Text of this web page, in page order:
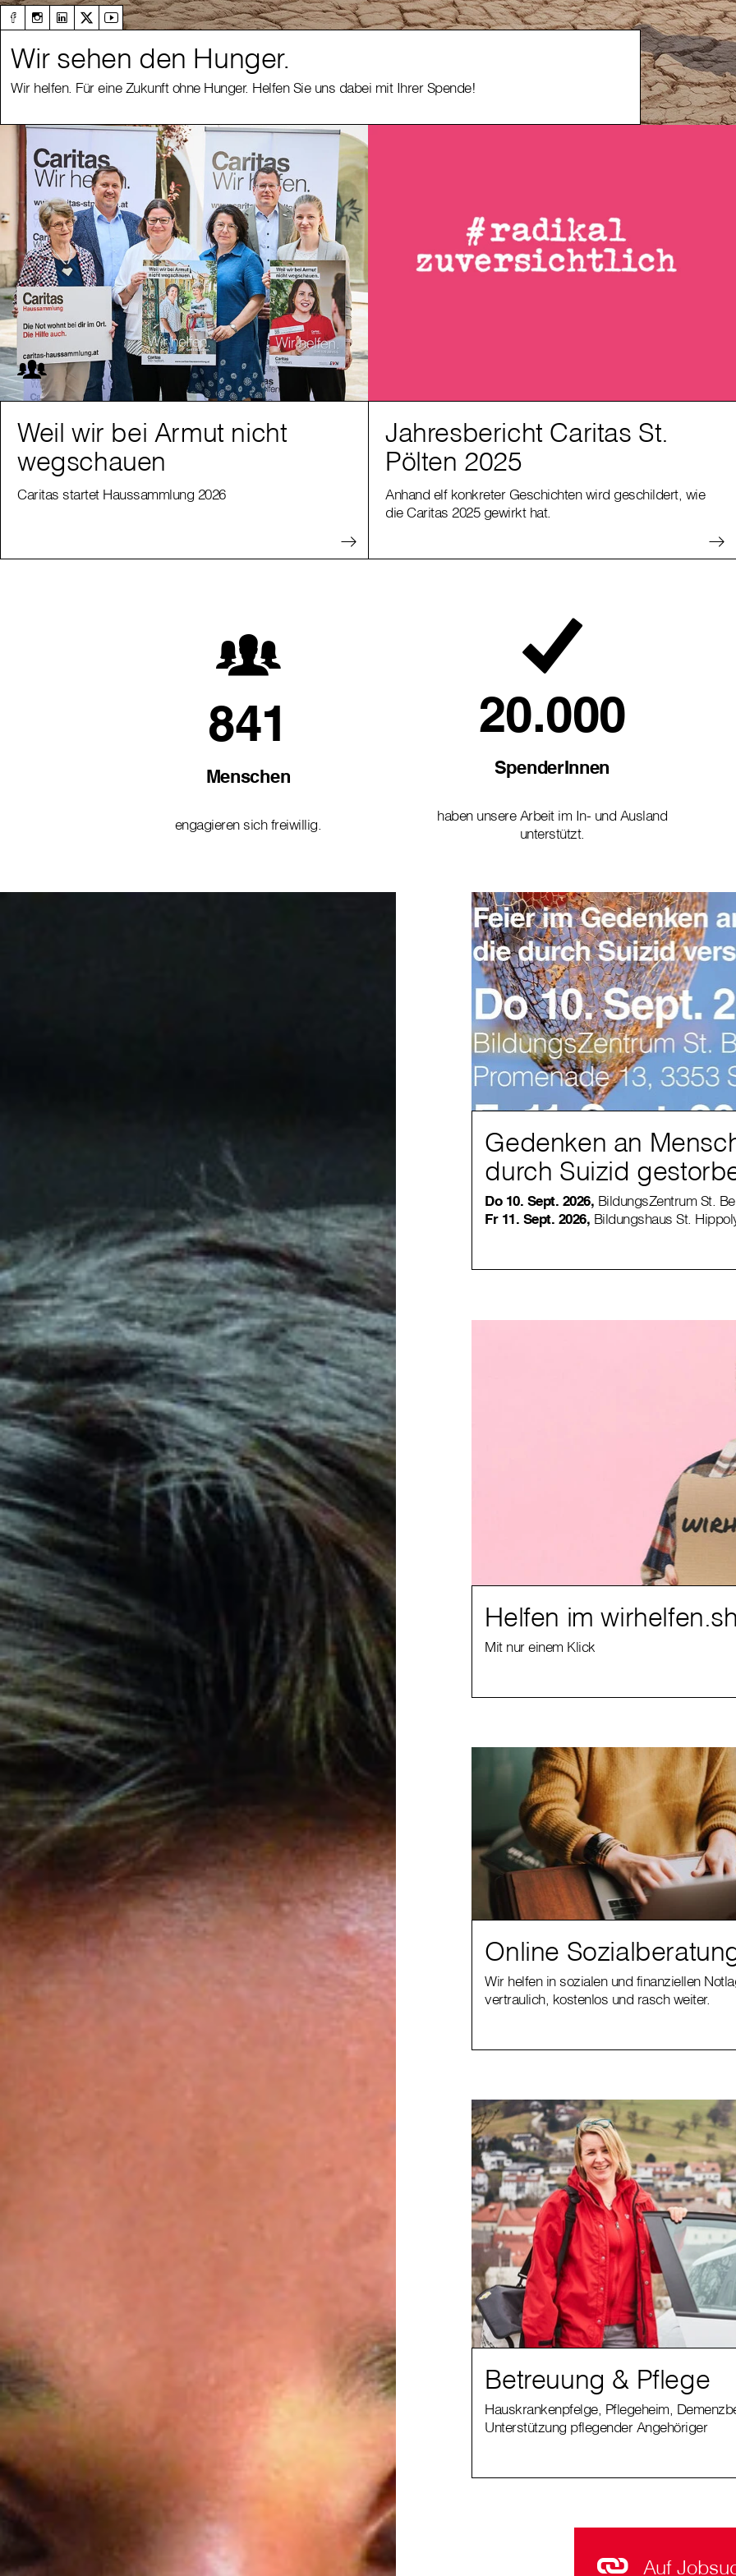
Wir sehen den Hunger.
Wir helfen. Für eine Zukunft ohne Hunger. Helfen Sie uns dabei mit Ihrer Spende!
Weil wir bei Armut nicht
wegschauen
Caritas startet Haussammlung 2026
Jahresbericht Caritas St.
Pölten 2025
Anhand elf konkreter Geschichten wird geschildert, wie
die Caritas 2025 gewirkt hat.
841
Menschen
engagieren sich freiwillig.
20.000
SpenderInnen
haben unsere Arbeit im In- und Ausland
unterstützt.
Gedenken an
durch Suizid
Do 10. Sept. 2026, BildungsZentrum St.
Fr 11. Sept. 2026, Bildungshaus St.
Helfen im
Mit nur einem Klick
Online
Wir helfen in sozialen und finanziellen
vertraulich, kostenlos und rasch weiter.
Betreuung & Pflege
Hauskrankenpfelge, Pflegeheim,
Unterstützung pflegender Angehöriger
Auf